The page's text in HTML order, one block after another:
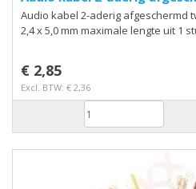
Audio kabel 2-aderig afgeschermd
2,4 x 5,0 mm maximale lengte uit 1
€ 2,85
Excl. BTW: € 2,36